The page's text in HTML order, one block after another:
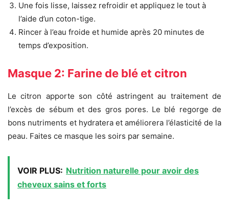
Une fois lisse, laissez refroidir et appliquez le tout à
l’aide d’un coton-tige.
Rincer à l’eau froide et humide après 20 minutes de
temps d’exposition.
Masque 2: Farine de blé et citron
Le citron apporte son côté astringent au traitement de
l’excès de sébum et des gros pores. Le blé regorge de
bons nutriments et hydratera et améliorera l’élasticité de la
peau. Faites ce masque les soirs par semaine.
VOIR PLUS: Nutrition naturelle pour avoir des
cheveux sains et forts